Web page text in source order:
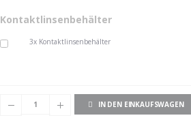
Kontaktlinsenbehälter
3x Kontaktlinsenbehälter
IN DEN EINKAUFSWAGEN